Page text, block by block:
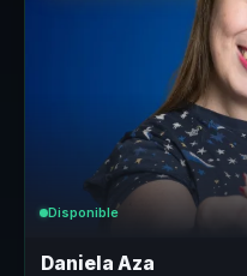
Disponible
Daniela Aza